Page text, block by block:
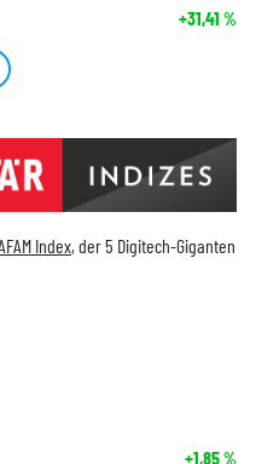
+31,41 %
Index, der 5 Digitech-Giganten
+1,85%